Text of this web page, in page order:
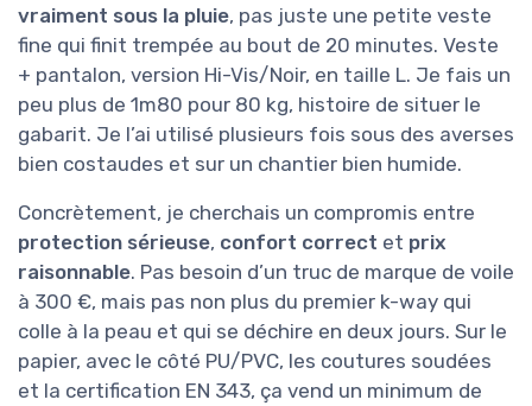
vraiment sous la pluie, pas juste une petite veste
fine qui finit trempée au bout de 20 minutes. Veste
+ pantalon, version Hi-Vis/Noir, en taille L. Je fais un
peu plus de 1m80 pour 80 kg, histoire de situer le
gabarit. Je l’ai utilisé plusieurs fois sous des averses
bien costaudes et sur un chantier bien humide.
Concrètement, je cherchais un compromis entre
protection sérieuse, confort correct et prix
raisonnable. Pas besoin d’un truc de marque de voile
à 300 €, mais pas non plus du premier k-way qui
colle à la peau et qui se déchire en deux jours. Sur le
papier, avec le côté PU/PVC, les coutures soudées
et la certification EN 343, ça vend un minimum de